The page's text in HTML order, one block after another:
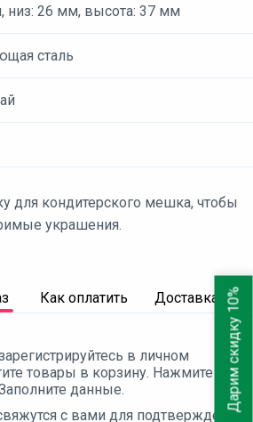
низ: 26 мм, высота: 37 мм
сталь
для кондитерского мешка, чтобы
украшения.
Как оплатить Доставка
в личном
товары в корзину. Нажмите
данные.
с вами для подтверждения
Дарим скидку 10%